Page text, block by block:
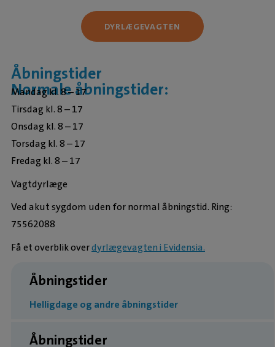
Åbningstider
Normale åbningstider:
Mandag kl. 8 – 17
Tirsdag kl. 8 – 17
Onsdag kl. 8 – 17
Torsdag kl. 8 – 17
Fredag kl. 8 – 17
Vagtdyrlæge
Ved akut sygdom uden for normal åbningstid. Ring:
75562088
Få et overblik overdyrlægevagten i Evidensia.
DYRLÆGEVAGTEN
Åbningstider
Helligdage og andre åbningstider
Åbningstider